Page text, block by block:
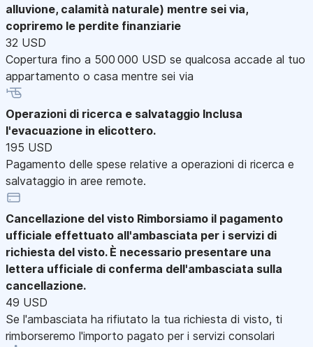
alluvione, calamità naturale) mentre sei via,
copriremo le perdite finanziarie
32 USD
Copertura fino a 500 000 USD se qualcosa accade al tuo
appartamento o casa mentre sei via
Operazioni di ricerca e salvataggio Inclusa
l'evacuazione in elicottero.
195 USD
Pagamento delle spese relative a operazioni di ricerca e
salvataggio in aree remote.
Cancellazione del visto Rimborsiamo il pagamento
ufficiale effettuato all'ambasciata per i servizi di
richiesta del visto. È necessario presentare una
lettera ufficiale di conferma dell'ambasciata sulla
cancellazione.
49 USD
Se l'ambasciata ha rifiutato la tua richiesta di visto, ti
rimborseremo l'importo pagato per i servizi consolari